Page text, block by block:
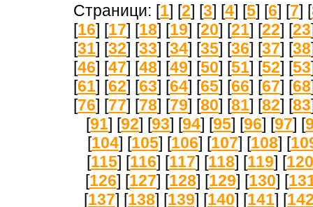
Страници: [1] [2] [3] [4] [5] [6] [7] [
[16] [17] [18] [19] [20] [21] [22] [23
[31] [32] [33] [34] [35] [36] [37] [38
[46] [47] [48] [49] [50] [51] [52] [53
[61] [62] [63] [64] [65] [66] [67] [68
[76] [77] [78] [79] [80] [81] [82] [83
[91] [92] [93] [94] [95] [96] [97] [
[104] [105] [106] [107] [108] [
[115] [116] [117] [118] [119] [120
[126] [127] [128] [129] [130] [
[137] [138] [139] [140] [141] [